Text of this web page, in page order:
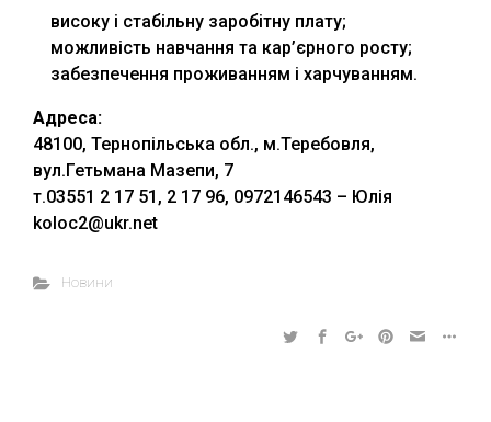
високу і стабільну заробітну плату;
можливість навчання та кар’єрного росту;
забезпечення проживанням і харчуванням.
Адреса:
48100, Тернопільська обл., м.Теребовля,
вул.Гетьмана Мазепи, 7
т.03551 2 17 51, 2 17 96, 0972146543 – Юлія
koloc2@ukr.net
Новини